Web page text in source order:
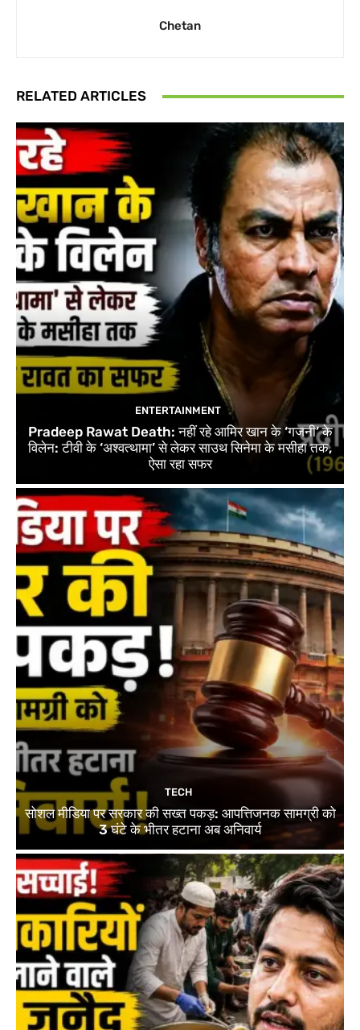
Chetan
RELATED ARTICLES
ENTERTAINMENT
Pradeep Rawat Death: नहीं रहे आमिर खान के ‘गजनी’ के
विलेन: टीवी के ‘अश्वत्थामा’ से लेकर साउथ सिनेमा के मसीहा तक,
ऐसा रहा सफर
TECH
सोशल मीडिया पर सरकार की सख्त पकड़: आपत्तिजनक सामग्री को
3 घंटे के भीतर हटाना अब अनिवार्य